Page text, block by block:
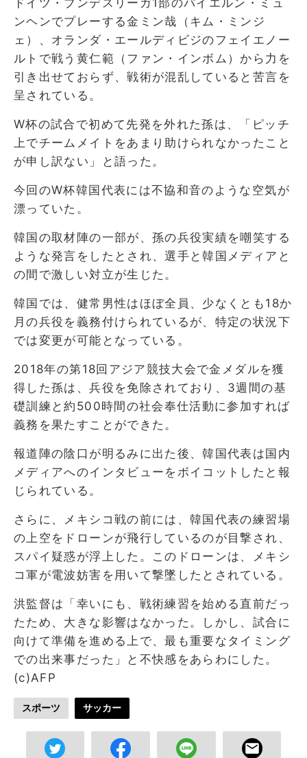
ンヘンでプレーする金ミン哉（キム・ミンジ
ェ）、オランダ・エールディビジのフェイエノー
ルトで戦う黄仁範（ファン・インボム）から力を
引き出せておらず、戦術が混乱していると苦言を
呈されている。
W杯の試合で初めて先発を外れた孫は、「ピッチ
上でチームメイトをあまり助けられなかったこと
が申し訳ない」と語った。
今回のW杯韓国代表には不協和音のような空気が
漂っていた。
韓国の取材陣の一部が、孫の兵役実績を嘲笑する
ような発言をしたとされ、選手と韓国メディアと
の間で激しい対立が生じた。
韓国では、健常男性はほぼ全員、少なくとも18か
月の兵役を義務付けられているが、特定の状況下
では変更が可能となっている。
2018年の第18回アジア競技大会で金メダルを獲
得した孫は、兵役を免除されており、3週間の基
礎訓練と約500時間の社会奉仕活動に参加すれば
義務を果たすことができた。
報道陣の陰口が明るみに出た後、韓国代表は国内
メディアへのインタビューをボイコットしたと報
じられている。
さらに、メキシコ戦の前には、韓国代表の練習場
の上空をドローンが飛行しているのが目撃され、
スパイ疑惑が浮上した。このドローンは、メキシ
コ軍が電波妨害を用いて撃墜したとされている。
洪監督は「幸いにも、戦術練習を始める直前だっ
たため、大きな影響はなかった。しかし、試合に
向けて準備を進める上で、最も重要なタイミング
での出来事だった」と不快感をあらわにした。
(c)AFP
スポーツ サッカー